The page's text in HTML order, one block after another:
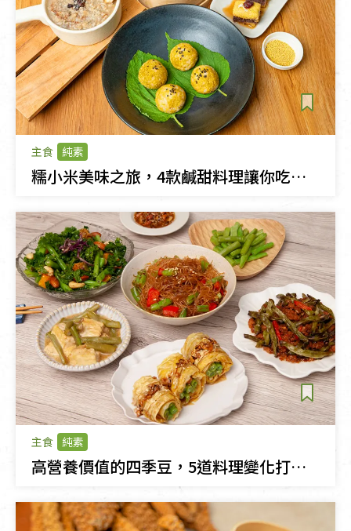
主食 純素
糯小米美味之旅，4款鹹甜料理讓你吃出驚喜
主食 純素
高營養價值的四季豆，5道料理變化打造驚喜家常菜